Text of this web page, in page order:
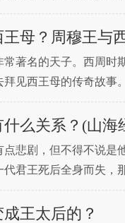
电视剧还是小说，都
母？周穆王与
著名的天子。西周时
见西王母的传奇故事
母是什么关系，他为
么关系？(山
点悲剧，但不得不说
君王死后全身而失，
最传奇的皇帝之一。
王太后的？